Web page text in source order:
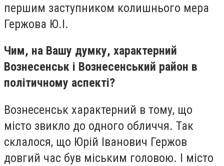
першим заступником колишнього мера
Гержова Ю.І.
Чим, на Вашу думку, характерний
Вознесенськ і Вознесенський район в
політичному аспекті?
Вознесенськ характерний в тому, що
місто звикло до одного обличчя. Так
склалося, що Юрій Іванович Гержов
довгий час був міським головою. І місто